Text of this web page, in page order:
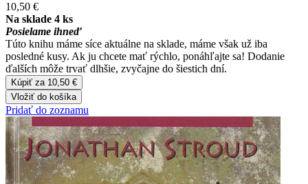
10,50 €
Na sklade 4 ks
Posielame ihneď
Túto knihu máme síce aktuálne na sklade, máme však už iba
posledné kusy. Ak ju chcete mať rýchlo, ponáhľajte sa! Dodanie
ďalších môže trvať dlhšie, zvyčajne do šiestich dní.
Kúpiť za 10,50 €
Vložiť do košíka
Pridať do zoznamu